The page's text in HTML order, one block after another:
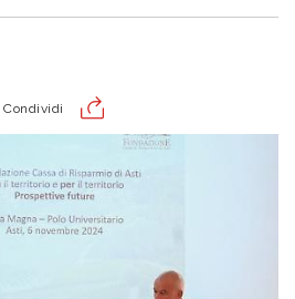
Condividi